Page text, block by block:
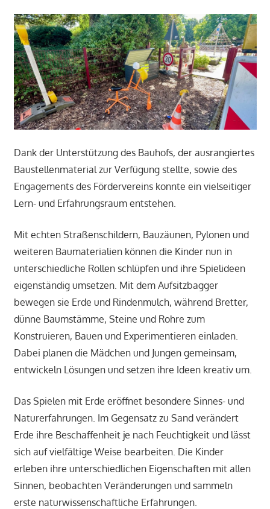
Dank der Unterstützung des Bauhofs, der ausrangiertes
Baustellenmaterial zur Verfügung stellte, sowie des
Engagements des Fördervereins konnte ein vielseitiger
Lern- und Erfahrungsraum entstehen.
Mit echten Straßenschildern, Bauzäunen, Pylonen und
weiteren Baumaterialien können die Kinder nun in
unterschiedliche Rollen schlüpfen und ihre Spielideen
eigenständig umsetzen. Mit dem Aufsitzbagger
bewegen sie Erde und Rindenmulch, während Bretter,
dünne Baumstämme, Steine und Rohre zum
Konstruieren, Bauen und Experimentieren einladen.
Dabei planen die Mädchen und Jungen gemeinsam,
entwickeln Lösungen und setzen ihre Ideen kreativ um.
Das Spielen mit Erde eröffnet besondere Sinnes- und
Naturerfahrungen. Im Gegensatz zu Sand verändert
Erde ihre Beschaffenheit je nach Feuchtigkeit und lässt
sich auf vielfältige Weise bearbeiten. Die Kinder
erleben ihre unterschiedlichen Eigenschaften mit allen
Sinnen, beobachten Veränderungen und sammeln
erste naturwissenschaftliche Erfahrungen.